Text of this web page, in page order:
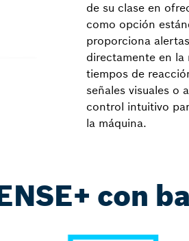
de su clase en
como opción
proporciona
directamente en la
tiempos de
señales visuales o
control intuitivo
la máquina.
con